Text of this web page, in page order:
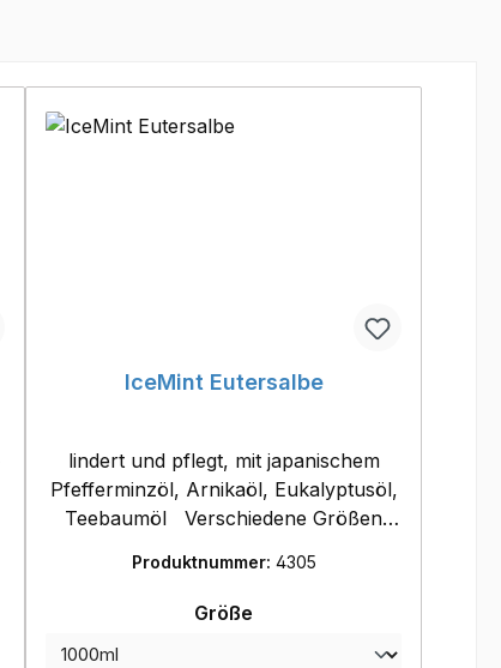
IceMint Eutersalbe
lindert und pflegt, mit japanischem
Pfefferminzöl, Arnikaöl, Eukalyptusöl,
Teebaumöl Verschiedene Größen
Produktnummer: 4305
Größe